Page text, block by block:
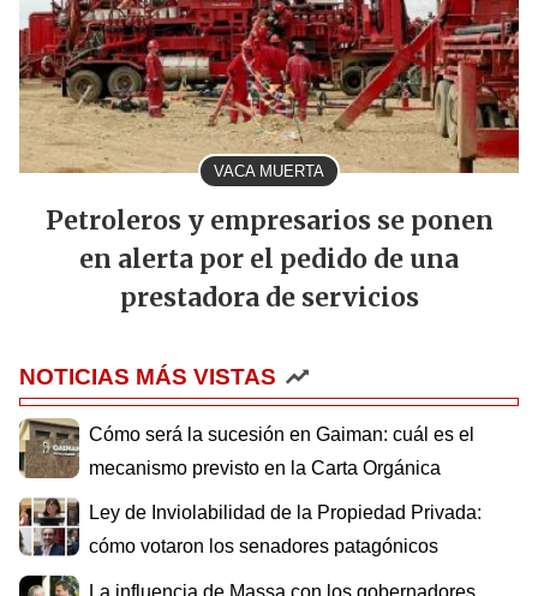
VACA MUERTA
Petroleros y empresarios se ponen
en alerta por el pedido de una
prestadora de servicios
NOTICIAS MÁS VISTAS
Cómo será la sucesión en Gaiman: cuál es el
mecanismo previsto en la Carta Orgánica
Ley de Inviolabilidad de la Propiedad Privada:
cómo votaron los senadores patagónicos
La influencia de Massa con los gobernadores